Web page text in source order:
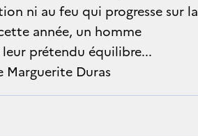
ni au feu qui progresse sur la
année, un homme
prétendu équilibre...
Duras